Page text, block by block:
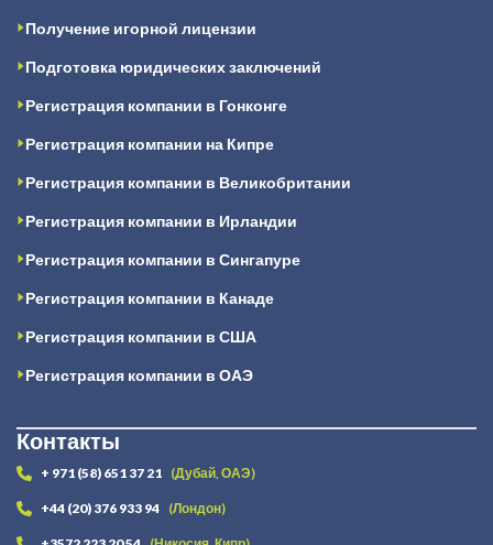
Получение игорной лицензии
Подготовка юридических заключений
Регистрация компании в Гонконге
Регистрация компании на Кипре
Регистрация компании в Великобритании
Регистрация компании в Ирландии
Регистрация компании в Сингапуре
Регистрация компании в Канаде
Регистрация компании в США
Регистрация компании в ОАЭ
Контакты
+ 971 (58) 651 37 21 (Дубай, ОАЭ)
+44 (20) 376 933 94 (Лондон)